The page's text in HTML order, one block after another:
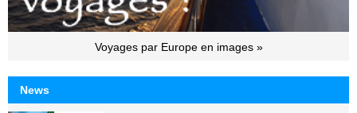
Voyages par Europe en images »
News